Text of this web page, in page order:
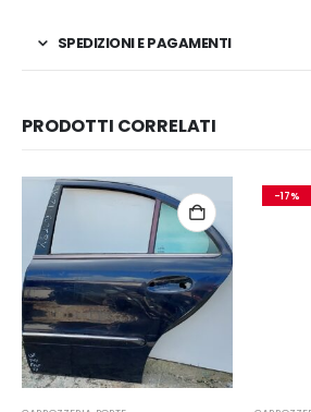
SPEDIZIONI E PAGAMENTI
PRODOTTI CORRELATI
-17%